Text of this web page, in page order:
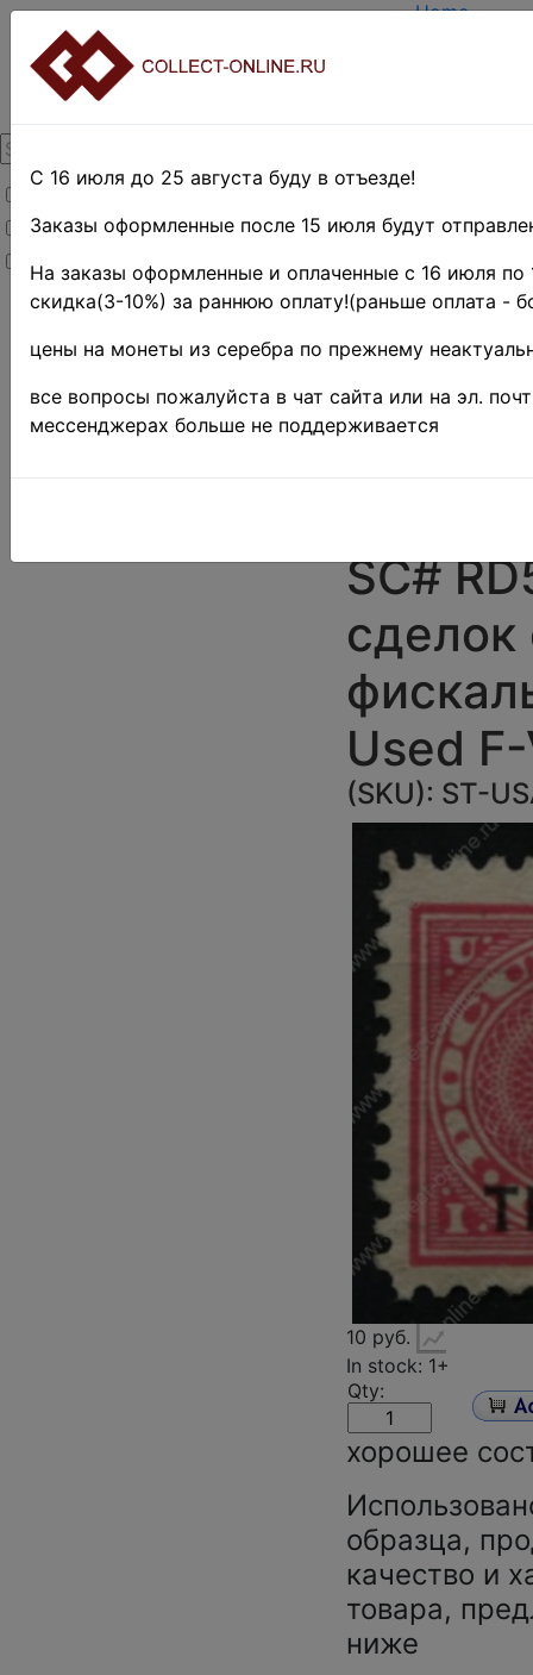
Товары со скидкой
Товары в наличии
Новинки
Home
TERMS AND
Home»
»
UNITED
STATES
»
SC#
сделок
Used
(SKU): ST-
10 руб.
In stock: 1+
Qty:
хорошее
образца,
качество и
товара,
ниже
С 16 июля до 25 августа буду в отъезде!
Заказы оформленные после 15 июля будут
На заказы оформленные и оплаченные с 16 июля по
скидка(3-10%) за раннюю оплату!(раньше оплата -
цены на монеты из серебра по прежнему
все вопросы пожалуйста в чат сайта или на эл.
мессенджерах больше не поддерживается